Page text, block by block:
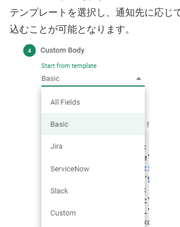
テンプレートを選択し、通知先に応じ
込むことが可能となります。